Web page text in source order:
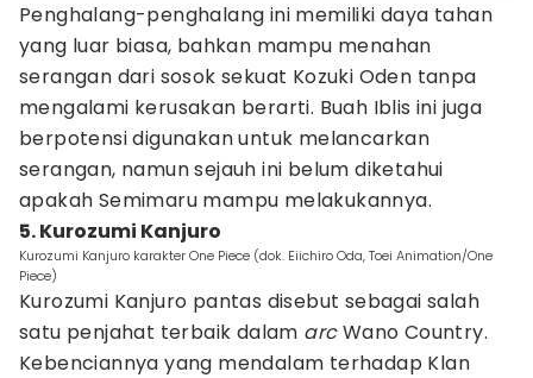
Penghalang-penghalang ini memiliki daya tahan
yang luar biasa, bahkan mampu menahan
serangan dari sosok sekuat Kozuki Oden tanpa
mengalami kerusakan berarti. Buah Iblis ini juga
berpotensi digunakan untuk melancarkan
serangan, namun sejauh ini belum diketahui
apakah Semimaru mampu melakukannya.
5. Kurozumi Kanjuro
Kurozumi Kanjuro karakter One Piece (dok. Eiichiro Oda, Toei Animation/One
Piece)
Kurozumi Kanjuro pantas disebut sebagai salah
satu penjahat terbaik dalam arcWano Country.
Kebenciannya yang mendalam terhadap Klan